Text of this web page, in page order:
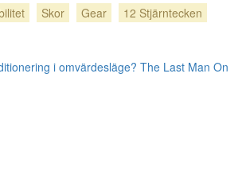
Skor Gear
12 Stjärntecken
i omvärdesläge? The Last Man On